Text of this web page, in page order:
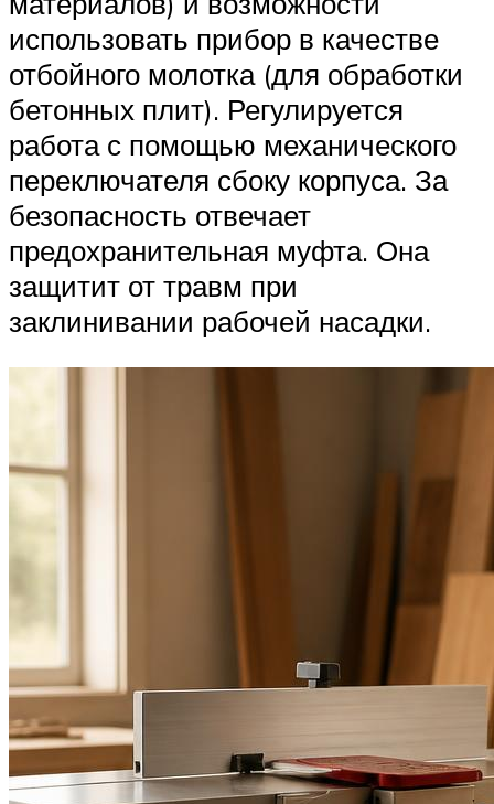
использовать прибор в качестве
отбойного молотка (для обработки
бетонных плит). Регулируется
работа с помощью механического
переключателя сбоку корпуса. За
безопасность отвечает
предохранительная муфта. Она
защитит от травм при
заклинивании рабочей насадки.